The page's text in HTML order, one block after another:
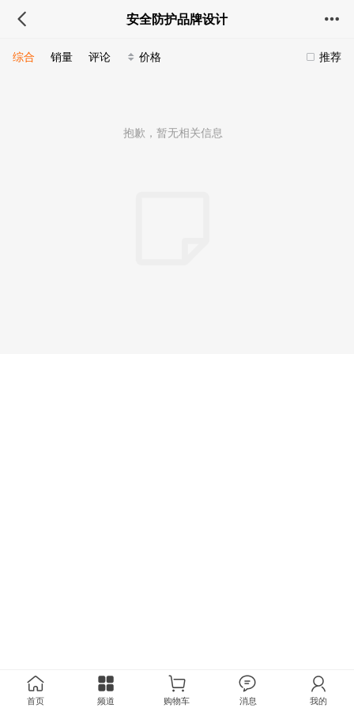
安全防护品牌设计
推荐
综合 销量 评论 价格
抱歉，暂无相关信息
首页 频道 购物车 消息 我的